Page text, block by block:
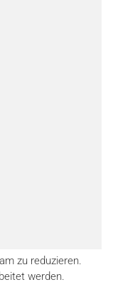
zu reduzieren.
werden.